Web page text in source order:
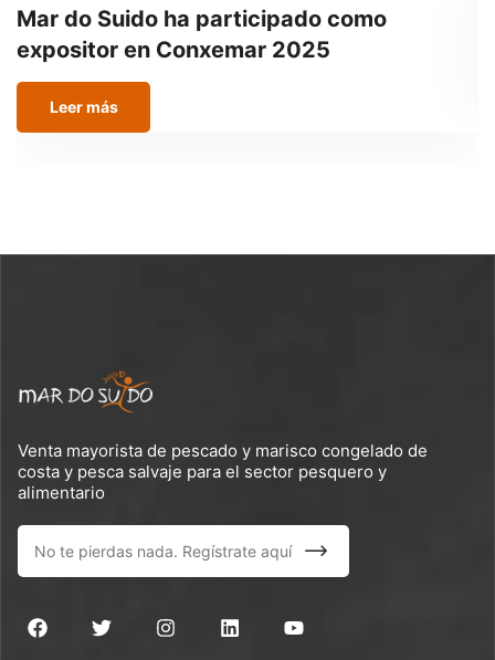
Mar do Suido ha participado como
expositor en Conxemar 2025
Leer más
Venta mayorista de pescado y marisco congelado de
costa y pesca salvaje para el sector pesquero y
alimentario